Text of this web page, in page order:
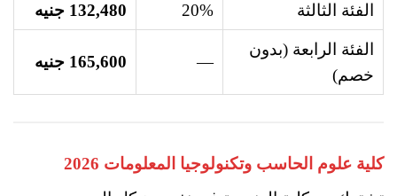
الفئة الثالثة 20% 132,480 جنيه
الفئة الرابعة (بدون
خصم)
— 165,600 جنيه
كلية علوم الحاسب وتكنولوجيا المعلومات 2026